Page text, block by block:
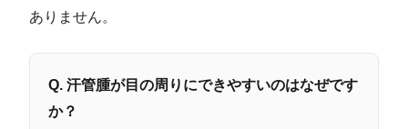
ありません。
Q. 汗管腫が目の周りにできやすいのはなぜです
か？